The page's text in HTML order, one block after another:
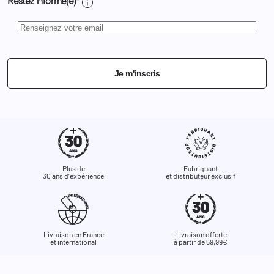
Restez informé(e)*
Je m'inscris
Plus de
30 ans d'expérience
Fabriquant
et distributeur exclusif
Livraison en France
et international
Livraison offerte
à partir de 59,99€